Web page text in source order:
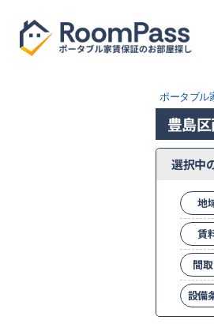
ポータブル
豊島
選択中
地
賃
間
設備